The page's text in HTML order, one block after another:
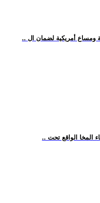
ومساع أمريكية لضمان ال
المخا الواقع تحت